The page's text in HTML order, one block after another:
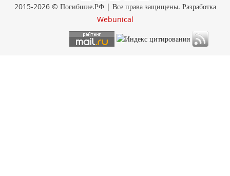
2015-2026 © Погибшие.РФ | Все права защищены. Разработка
Webunical